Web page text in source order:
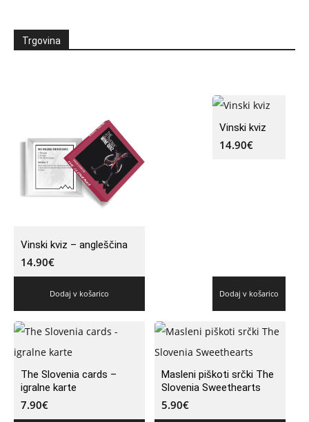
Trgovina
Vinski kviz – angleščina
14.90€
Dodaj v košarico
Vinski kviz
14.90€
Dodaj v košarico
The Slovenia cards –
igralne karte
7.90€
Masleni piškoti srčki The
Slovenia Sweethearts
5.90€